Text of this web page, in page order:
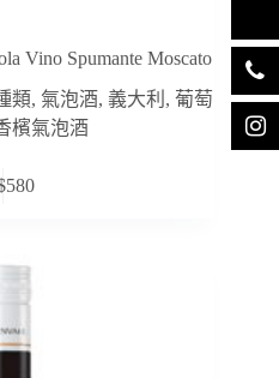
Vino Spumante Moscato
類, 氣泡酒, 義大利 ,葡萄
檳氣泡酒
580